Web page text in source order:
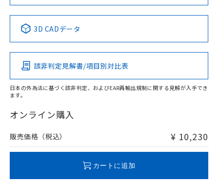
以上、n: 36mm以上
検出領域
Pb Hg Cd Cr(VI)
O
在庫等で未対応品が混在する可能性があります。
問い合わせください。
No No No No
この製品の規格認証/適合状況ページへ
その他の認証はこちらのページからご検索ください
3D CADデータ
該非判定見解書/項目別対比表
日本の外為法に基づく該非判定、およびEAR再輸出規制に関する見解が入手でき
ます。
オンライン購入
販売価格（税込） ¥ 10,230
カートに追加